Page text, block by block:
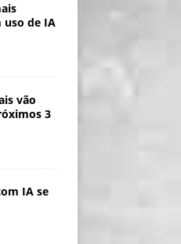
uso de IA
vão
3
IA se